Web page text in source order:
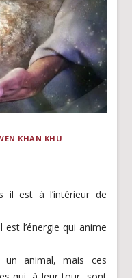
KHAN KHU
il est à l’intérieur de
l’énergie qui anime
animal, mais ces